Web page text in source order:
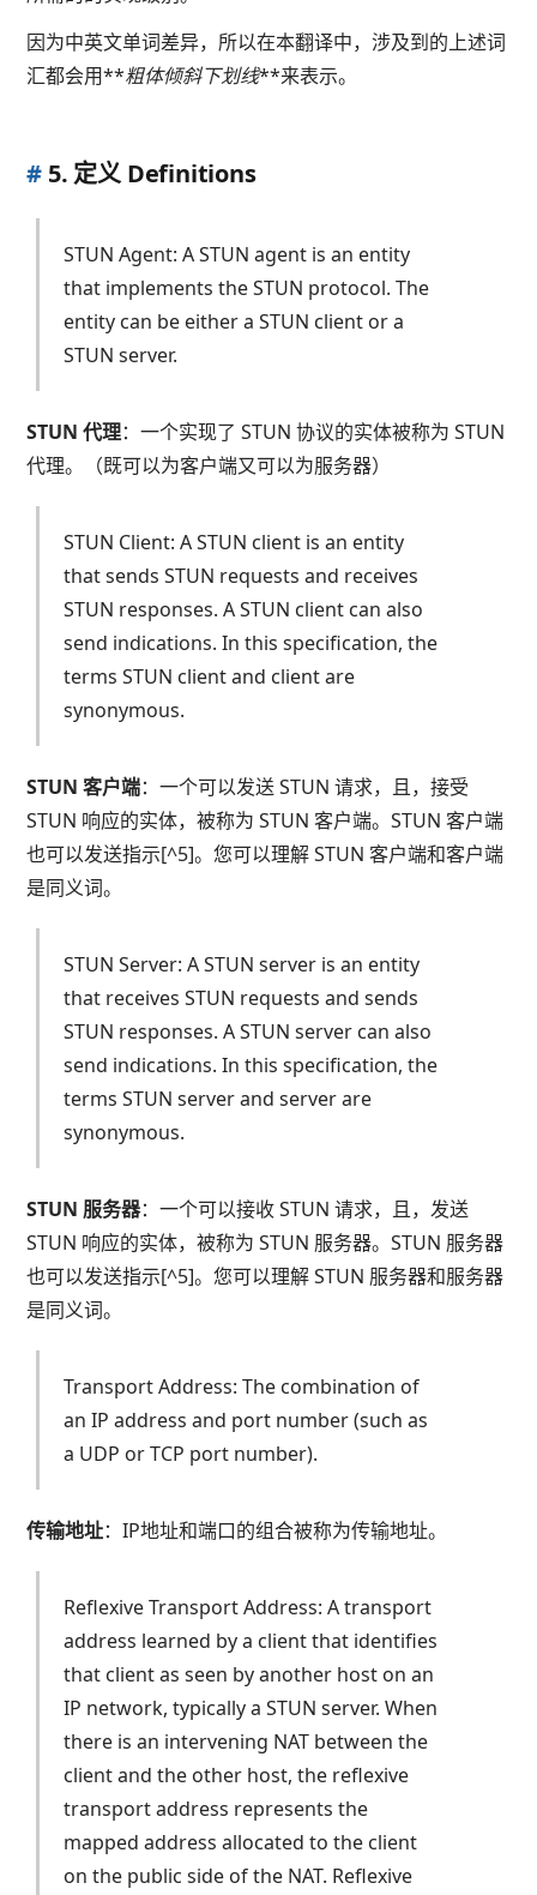
因为中英文单词差异，所以在本翻译中，涉及到的上述词
汇都会用**粗体倾斜下划线**来表示。
# 5. 定义 Definitions
STUN Agent: A STUN agent is an entity
that implements the STUN protocol. The
entity can be either a STUN client or a
STUN server.
STUN 代理：一个实现了 STUN 协议的实体被称为 STUN
代理。（既可以为客户端又可以为服务器）
STUN Client: A STUN client is an entity
that sends STUN requests and receives
STUN responses. A STUN client can also
send indications. In this specification, the
terms STUN client and client are
synonymous.
STUN 客户端：一个可以发送 STUN 请求，且，接受
STUN 响应的实体，被称为 STUN 客户端。STUN 客户端
也可以发送指示[^5]。您可以理解 STUN 客户端和客户端
是同义词。
STUN Server: A STUN server is an entity
that receives STUN requests and sends
STUN responses. A STUN server can also
send indications. In this specification, the
terms STUN server and server are
synonymous.
STUN 服务器：一个可以接收 STUN 请求，且，发送
STUN 响应的实体，被称为 STUN 服务器。STUN 服务器
也可以发送指示[^5]。您可以理解 STUN 服务器和服务器
是同义词。
Transport Address: The combination of
an IP address and port number (such as
a UDP or TCP port number).
传输地址：IP地址和端口的组合被称为传输地址。
Reflexive Transport Address: A transport
address learned by a client that identifies
that client as seen by another host on an
IP network, typically a STUN server. When
there is an intervening NAT between the
client and the other host, the reflexive
transport address represents the
mapped address allocated to the client
on the public side of the NAT. Reflexive